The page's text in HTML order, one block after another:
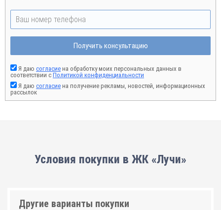
Получить консультацию
Я даю согласие на обработку моих персональных данных в
соответствии с Политикой конфиденциальности
Я даю согласие на получение рекламы, новостей, информационных
рассылок
Условия покупки в ЖК «Лучи»
Другие варианты покупки